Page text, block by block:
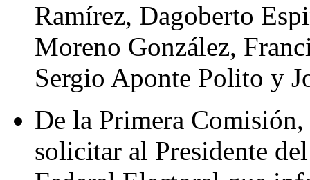
Ramírez, Dagoberto
Moreno González,
Sergio Aponte Polito y
De la Primera
solicitar al Presidente